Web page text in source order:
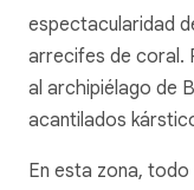
espectacularidad
arrecifes de coral.
al archipiélago de
acantilados
En esta zona, todo